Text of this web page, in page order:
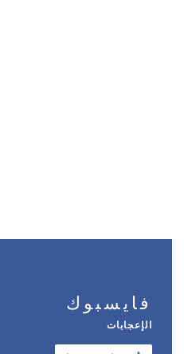
فايسبوك
الإعجابات